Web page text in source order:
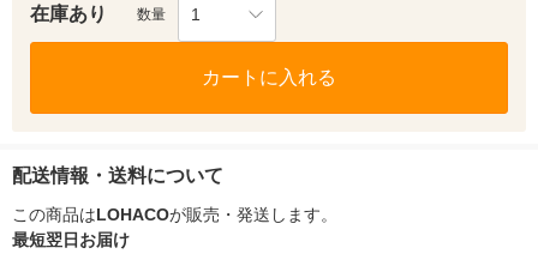
在庫あり 数量 1
カートに入れる
配送情報・送料について
この商品はLOHACOが販売・発送します。
最短翌日お届け